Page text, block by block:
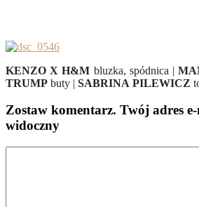
KENZO X H&M bluzka, spódnica |
TRUMP buty | SABRINA PILEWICZ
Zostaw komentarz. Twój adres
widoczny